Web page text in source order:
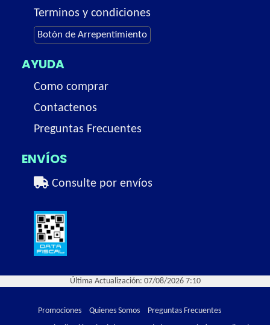
Terminos y condiciones
Botón de Arrepentimiento
AYUDA
Como comprar
Contactenos
Preguntas Frecuentes
ENVÍOS
Consulte por envíos
Última Actualización: 07/08/2026 7:10
Promociones Quienes Somos
Preguntas Frecuentes